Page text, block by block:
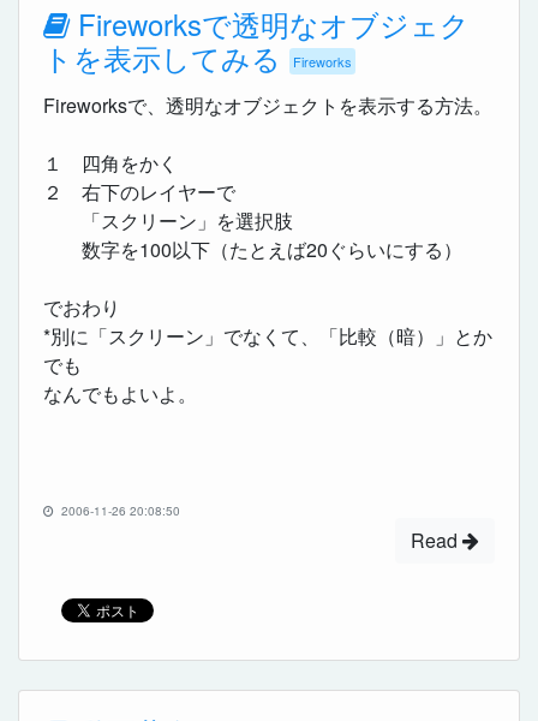
Fireworksで透明なオブジェク
トを表示してみる
Fireworks
Fireworksで、透明なオブジェクトを表示する方法。
１ 四角をかく
２ 右下のレイヤーで
「スクリーン」を選択肢
数字を100以下（たとえば20ぐらいにする）
でおわり
*別に「スクリーン」でなくて、「比較（暗）」とか
でも
なんでもよいよ。
2006-11-26 20:08:50
Read